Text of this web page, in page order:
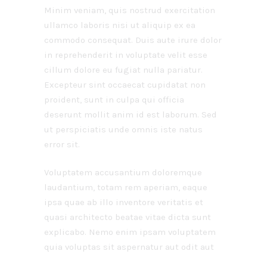
Minim veniam, quis nostrud exercitation
ullamco laboris nisi ut aliquip ex ea
commodo consequat. Duis aute irure dolor
in reprehenderit in voluptate velit esse
cillum dolore eu fugiat nulla pariatur.
Excepteur sint occaecat cupidatat non
proident, sunt in culpa qui officia
deserunt mollit anim id est laborum. Sed
ut perspiciatis unde omnis iste natus
error sit.
Voluptatem accusantium doloremque
laudantium, totam rem aperiam, eaque
ipsa quae ab illo inventore veritatis et
quasi architecto beatae vitae dicta sunt
explicabo. Nemo enim ipsam voluptatem
quia voluptas sit aspernatur aut odit aut